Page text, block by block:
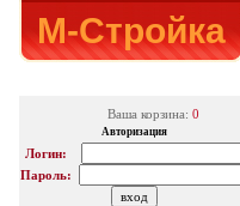
М-Стройка
Ваша корзина: 0
Авторизация
Логин:
Пароль: